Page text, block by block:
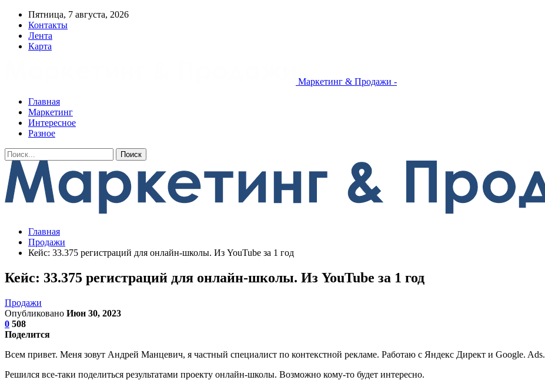
Пятница, 7 августа, 2026
Контакты
Лента
Карта
Маркетинг & Продажи -
Главная
Маркетинг
Интересное
Разное
Главная
Продажи
Кейс: 33.375 регистраций для онлайн-школы. Из YouTube за 1 год
Кейс: 33.375 регистраций для онлайн-школы. Из YouTube за 1 год
Продажи
Опубликовано Июн 30, 2023
0 508
Поделится
Всем привет. Меня зовут Андрей Манцевич, я частный специалист по контекстной рекламе. Работаю с Яндекс Директ и Google. Ads.
Решился все-таки поделиться результатами проекту онлайн-школы. Возможно кому-то будет интересно.